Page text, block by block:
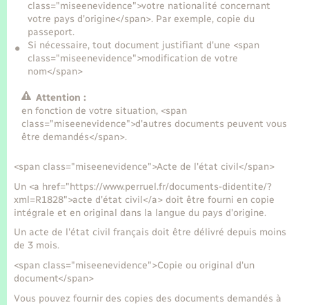
class="miseenevidence">votre nationalité concernant
votre pays d'origine</span>. Par exemple, copie du
passeport.
Si nécessaire, tout document justifiant d'une <span
class="miseenevidence">modification de votre
nom</span>
Attention :
en fonction de votre situation, <span
class="miseenevidence">d'autres documents peuvent vous
être demandés</span>.
<span class="miseenevidence">Acte de l'état civil</span>
Un <a href="https://www.perruel.fr/documents-didentite/?
xml=R1828">acte d'état civil</a> doit être fourni en copie
intégrale et en original dans la langue du pays d'origine.
Un acte de l'état civil français doit être délivré depuis moins
de 3 mois.
<span class="miseenevidence">Copie ou original d'un
document</span>
Vous pouvez fournir des copies des documents demandés à